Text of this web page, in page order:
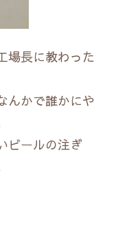
場長に教わった
んかで誰かにや
ビールの注ぎ